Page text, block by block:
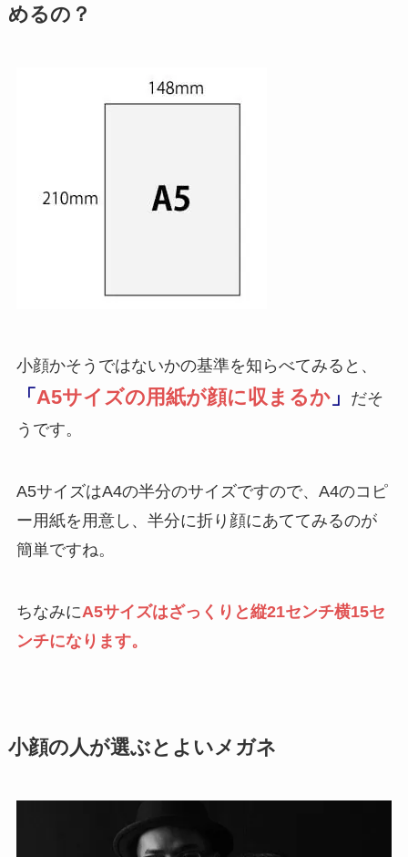
めるの？
小顔かそうではないかの基準を知らべてみると、
「 A5サイズの用紙が顔に収まるか」
だそ
うです。
A5サイズはA4の半分のサイズですので、A4のコピ
ー用紙を用意し、半分に折り顔にあててみるのが
簡単ですね。
ちなみにA5サイズはざっくりと縦21センチ横15セ
ンチになります。
小顔の人が選ぶとよいメガネ